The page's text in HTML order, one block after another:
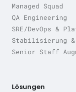
Managed Squad
QA Engineering
SRE/DevOps &
Stabilisierung
Senior Staff
Lösungen